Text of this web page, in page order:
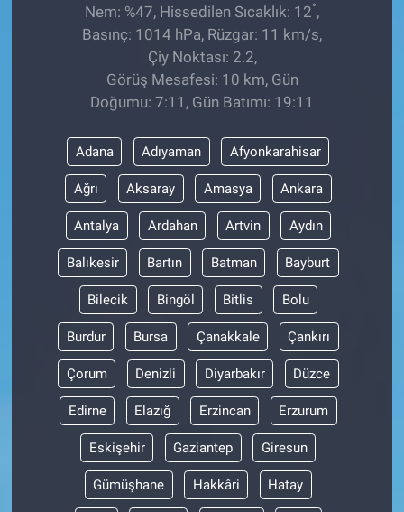
Nem: %47, Hissedilen Sıcaklık: 12°,
Basınç: 1014 hPa, Rüzgar: 11 km/s,
Çiy Noktası: 2.2,
Görüş Mesafesi: 10 km, Gün
Doğumu: 7:11, Gün Batımı: 19:11
Adana Adıyaman Afyonkarahisar
Ağrı Aksaray Amasya Ankara
Antalya Ardahan Artvin Aydın
Balıkesir Bartın Batman Bayburt
Bilecik Bingöl Bitlis Bolu
Burdur Bursa Çanakkale Çankırı
Çorum Denizli Diyarbakır Düzce
Edirne Elazığ Erzincan Erzurum
Eskişehir Gaziantep Giresun
Gümüşhane Hakkâri Hatay
Gün Başlıyor
Gün Bitiyor
Gündem Özel
Günün görüntüsü
Haber
Kimdir
Koronavirüs
Kültür Sanat
Ne demişti